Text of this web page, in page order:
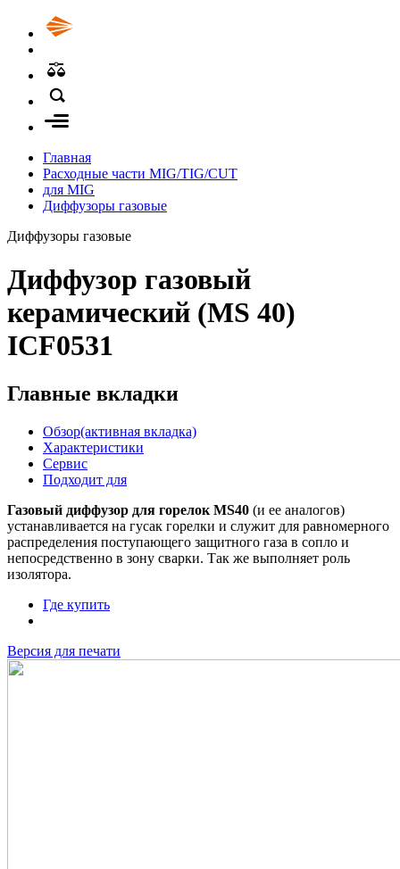
Главная
Расходные части MIG/TIG/CUT
для MIG
Диффузоры газовые
Диффузоры газовые
Диффузор газовый
керамический (MS 40)
ICF0531
Главные вкладки
Обзор(активная вкладка)
Характеристики
Сервис
Подходит для
Газовый диффузор для горелок MS40 (и ее аналогов)
устанавливается на гусак горелки и служит для равномерного
распределения поступающего защитного газа в сопло и
непосредственно в зону сварки. Так же выполняет роль
изолятора.
Где купить
Версия для печати